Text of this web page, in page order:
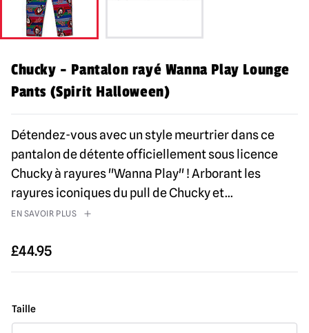
Chucky - Pantalon rayé Wanna Play Lounge
Pants (Spirit Halloween)
Détendez-vous avec un style meurtrier dans ce
pantalon de détente officiellement sous licence
Chucky à rayures "Wanna Play" ! Arborant les
rayures iconiques du pull de Chucky et...
EN SAVOIR PLUS
£44.95
Taille